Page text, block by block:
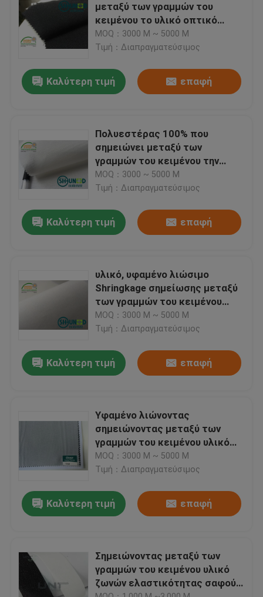
Προϊόντα
Σχετικά με εμάς
Επισκεψή εργοστασίου
Επικοινωνήστε μαζί μας
Υποθέσεις
Ζητήστε μια προσφορά
Τηκτή σημείωση μεταξύ των γραμμών του κειμένου
μεταξύ των γραμμών του
κειμένου το υλικό οπτικό
λευκό για σακάκια ανδρών και
γυναικών τα «s
MOQ：3000 Μ ~ 5000 Μ
Τιμή：Διαπραγματεύσιμος
Καλύτερη τιμή επαφή
Πολυεστέρας 100% που
σημειώνει μεταξύ των
γραμμών του κειμένου την
υλική στρέβλωση και πλεκτό
πλεκτό W1030D
MOQ：3000 ~ 5000 Μ
Τιμή：Διαπραγματεύσιμος
Καλύτερη τιμή επαφή
υλικό, υφαμένο λιώσιμο
Shringkage σημείωσης μεταξύ
των γραμμών του κειμένου
150cm ανθεκτικό
MOQ：3000 Μ ~ 5000 Μ
Τιμή：Διαπραγματεύσιμος
Καλύτερη τιμή επαφή
Υφαμένο λιώνοντας
σημειώνοντας μεταξύ των
γραμμών του κειμένου υλικό
βαρύ ύφασμα T7118
κοστουμιών ανδρών/των
MOQ：3000 Μ ~ 5000 Μ
Τιμή：Διαπραγματεύσιμος
Καλύτερη τιμή επαφή
Σημειώνοντας μεταξύ των
γραμμών του κειμένου υλικό
ζωνών ελαστικότητας σαφούς